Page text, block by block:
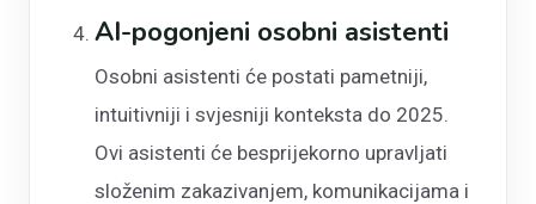
AI-pogonjeni osobni asistenti
Osobni asistenti će postati pametniji,
intuitivniji i svjesniji konteksta do 2025.
Ovi asistenti će besprijekorno upravljati
složenim zakazivanjem, komunikacijama i